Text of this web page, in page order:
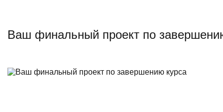
Ваш финальный проект по